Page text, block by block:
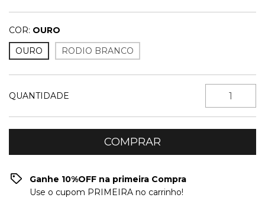
COR: OURO
OURO
RODIO BRANCO
QUANTIDADE
Ganhe 10%OFF na primeira Compra
Use o cupom PRIMEIRA no carrinho!